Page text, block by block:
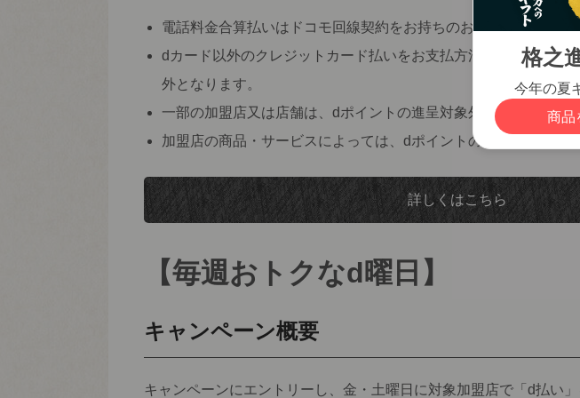
電話料金合算払いはドコモ回線契約をお持ちのお客さまがご利用
dカード以外のクレジットカード払いをお支払方法に設定された
外となります。
一部の加盟店又は店舗は、dポイントの進呈対象外となります。
加盟店の商品・サービスによっては、dポイントの進呈対象外と
詳しくはこちら
【毎週おトクなd曜日】
キャンペーン概要
キャンペーンにエントリーし、金・土曜日に対象加盟店で「d払い